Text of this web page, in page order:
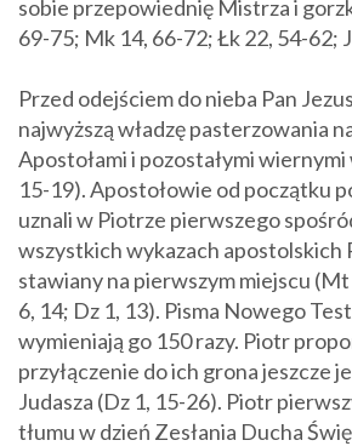
sobie przepowiednię Mistrza i
69-75; Mk 14, 66-72; Łk 22, 54-62;
Przed odejściem do nieba Pan
najwyższą władzę pasterzowania
Apostołami i pozostałymi
15-19). Apostołowie od początku
uznali w Piotrze pierwszego
wszystkich wykazach apostolskich
stawiany na pierwszym miejscu
6, 14; Dz 1, 13). Pisma Nowego
wymieniają go 150 razy. Piotr
przyłączenie do ich grona jeszcze
Judasza (Dz 1, 15-26). Piotr
tłumu w dzień Zesłania Ducha